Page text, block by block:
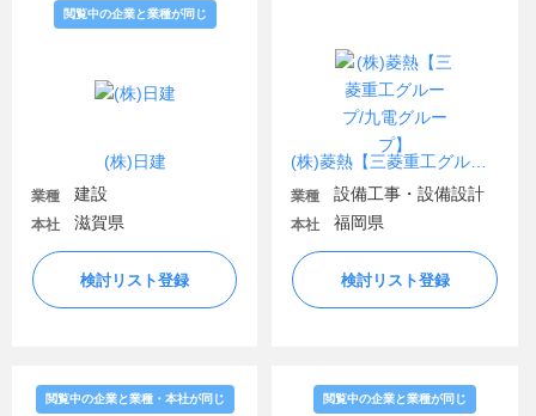
(株)日建
閲覧中の企業と業種が同じ
業種 建設
本社 滋賀県
検討リスト登録
業種 設備工事・設備設計
本社 福岡県
検討リスト登録
閲覧中の企業と業種・本社が同じ 閲覧中の企業と業種が同じ